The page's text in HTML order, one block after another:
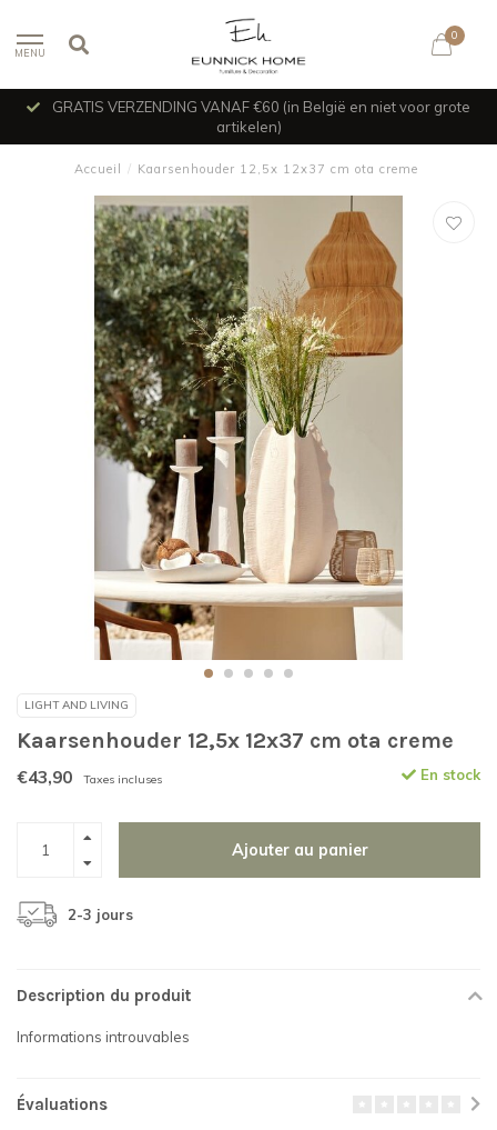
MENU
0
GRATIS VERZENDING VANAF €60 (in België en niet voor grote
artikelen)
Accueil / Kaarsenhouder 12,5x 12x37 cm ota creme
LIGHT AND LIVING
Kaarsenhouder 12,5x 12x37 cm ota creme
€43,90 Taxes incluses En stock
Ajouter au panier
2-3 jours
Description du produit
Informations introuvables
Évaluations